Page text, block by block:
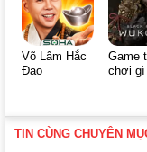
Võ Lâm Hắc
Đạo
Game
chơi gì
TIN CÙNG CHUYÊN